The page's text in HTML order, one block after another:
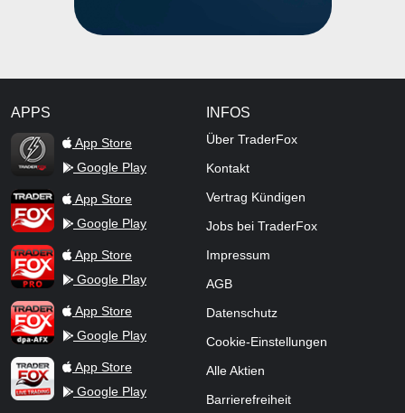
APPS
TraderFox Flash
App Store
Google Play
TraderFox AppApp Store
Google Play
TraderFox ProApp Store
Google Play
TraderFox dpa-AFX ProFeed
App Store
Google Play
TraderFox Live Trading
App Store
Google Play
INFOS
Über TraderFox
Kontakt
Vertrag Kündigen
Jobs bei TraderFox
Impressum
AGB
Datenschutz
Cookie-Einstellungen
Alle Aktien
Barrierefreiheit